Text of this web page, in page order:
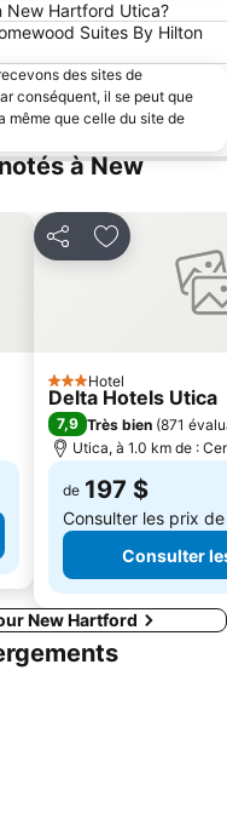
New Hartford Utica?
Suites By Hilton
des sites de
conséquent, il se peut que
même que celle du site de
à New
PartagerAjouter à
3 Étoiles
Hotel
Delta Hotels Utica
7,9 Très bien (871
Utica, à 1.0 km de :
de 197 $
Consulter les prix
Consulter
New Hartford